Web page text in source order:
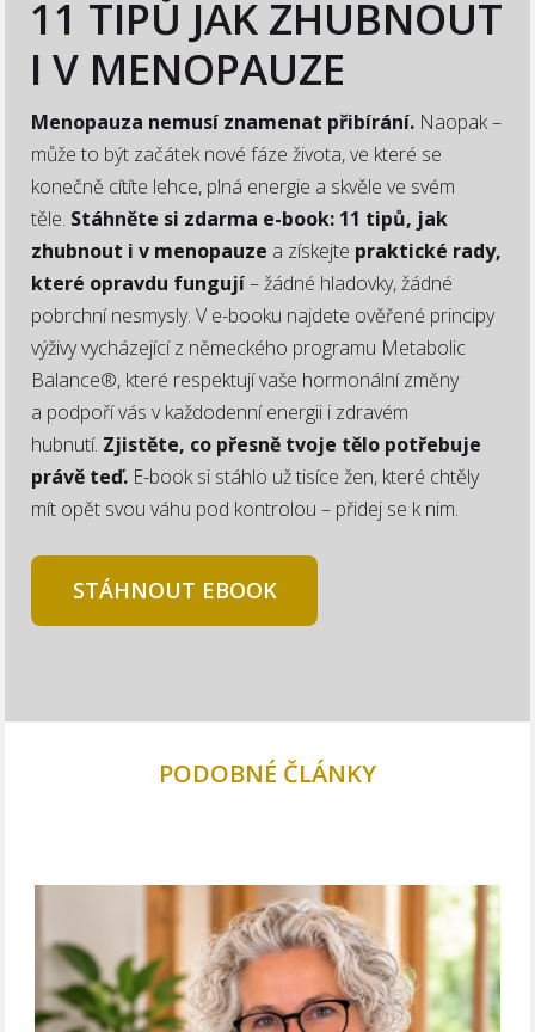
11 TIPŮ JAK ZHUBNOUT
I V MENOPAUZE
Menopauza nemusí znamenat přibírání. Naopak –
může to být začátek nové fáze života, ve které se
konečně cítíte lehce, plná energie a skvěle ve svém
těle. Stáhněte si zdarma e-book: 11 tipů, jak
zhubnout i v menopauze a získejte praktické rady,
které opravdu fungují– žádné hladovky, žádné
pobrchní nesmysly. V e-booku najdete ověřené principy
výživy vycházející z německého programu Metabolic
Balance®, které respektují vaše hormonální změny
a podpoří vás v každodenní energii i zdravém
hubnutí. Zjistěte, co přesně tvoje tělo potřebuje
právě teď. E-book si stáhlo už tisíce žen, které chtěly
mít opět svou váhu pod kontrolou – přidej se k nim.
STÁHNOUT EBOOK
PODOBNÉ ČLÁNKY